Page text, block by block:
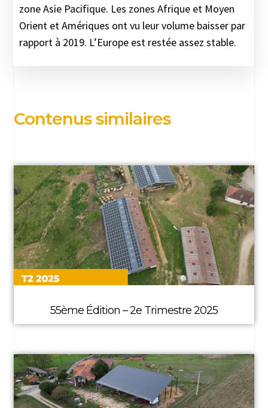
zone Asie Pacifique. Les zones Afrique et Moyen
Orient et Amériques ont vu leur volume baisser par
rapport à 2019. L’Europe est restée assez stable.
Contenus similaires
55ème Édition – 2e Trimestre 2025